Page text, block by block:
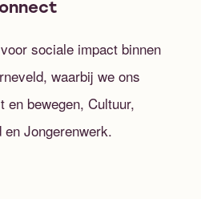
sociale impact binnen
waarbij we ons
en bewegen, Cultuur,
en Jongerenwerk.